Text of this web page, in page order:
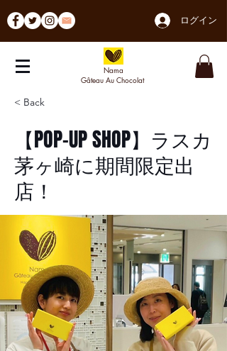
ログイン
Nama
Gâteau Au Chocolat
< Back
【POP-UP SHOP】ラスカ
茅ヶ崎に期間限定出
店！